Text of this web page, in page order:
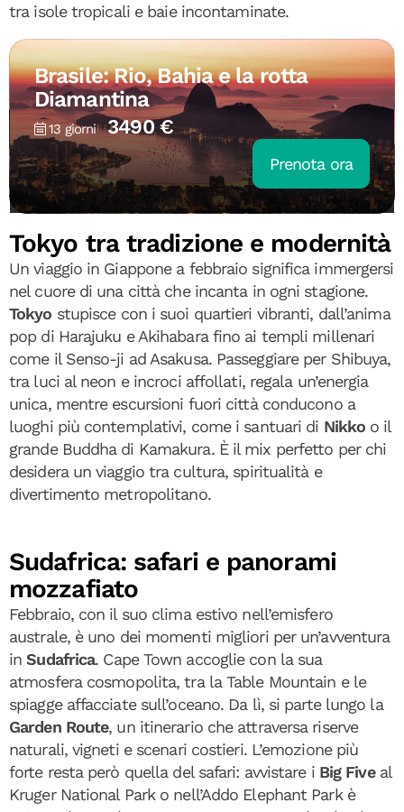
tra isole tropicali e baie incontaminate.
Brasile: Rio, Bahia e la rotta
Diamantina
13 giorni 3490 €
Prenota ora
Tokyo tra tradizione e modernità
Un viaggio in Giappone a febbraio significa immergersi
nel cuore di una città che incanta in ogni stagione.
Tokyo stupisce con i suoi quartieri vibranti, dall’anima
pop di Harajuku e Akihabara fino ai templi millenari
come il Senso-ji ad Asakusa. Passeggiare per Shibuya,
tra luci al neon e incroci affollati, regala un’energia
unica, mentre escursioni fuori città conducono a
luoghi più contemplativi, come i santuari di Nikko o il
grande Buddha di Kamakura. È il mix perfetto per chi
desidera un viaggio tra cultura, spiritualità e
divertimento metropolitano.
Sudafrica: safari e panorami
mozzafiato
Febbraio, con il suo clima estivo nell’emisfero
australe, è uno dei momenti migliori per un’avventura
inSudafrica. Cape Town accoglie con la sua
atmosfera cosmopolita, tra la Table Mountain e le
spiagge affacciate sull’oceano. Da lì, si parte lungo la
Garden Route, un itinerario che attraversa riserve
naturali, vigneti e scenari costieri. L’emozione più
forte resta però quella del safari: avvistare i Big Fiveal
Kruger National Park o nell’Addo Elephant Park è